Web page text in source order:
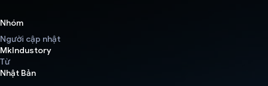
Nhóm
Người cập nhật
MkIndustory
Từ
Nhật Bản